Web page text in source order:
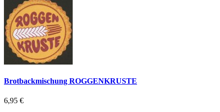
Brotbackmischung ROGGENKRUSTE
6,95 €